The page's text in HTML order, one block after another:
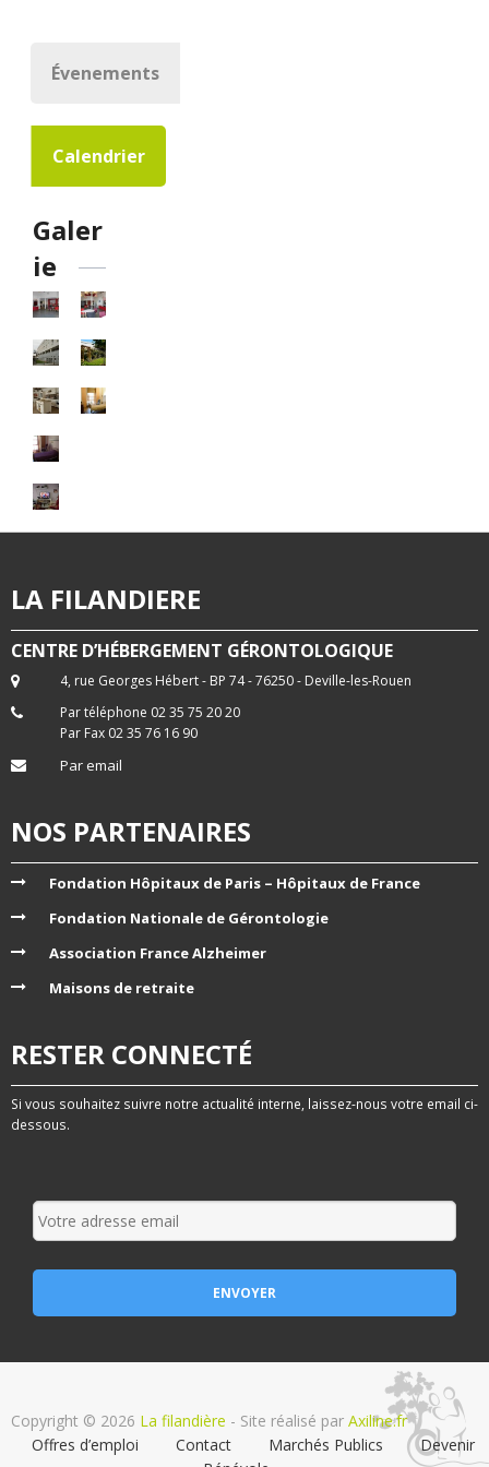
Évenements
Calendrier
Galer
ie
LA FILANDIERE
CENTRE D’HÉBERGEMENT GÉRONTOLOGIQUE
4, rue Georges Hébert - BP 74 - 76250 - Deville-les-Rouen
Par téléphone 02 35 75 20 20
Par Fax 02 35 76 16 90
Par email
NOS PARTENAIRES
Fondation Hôpitaux de Paris – Hôpitaux de France
Fondation Nationale de Gérontologie
Association France Alzheimer
Maisons de retraite
RESTER CONNECTÉ
Si vous souhaitez suivre notre actualité interne, laissez-nous votre email ci-
dessous.
Copyright © 2026 La filandière - Site réalisé par Axiline.fr
Offres d’emploi
Contact Marchés Publics
Devenir